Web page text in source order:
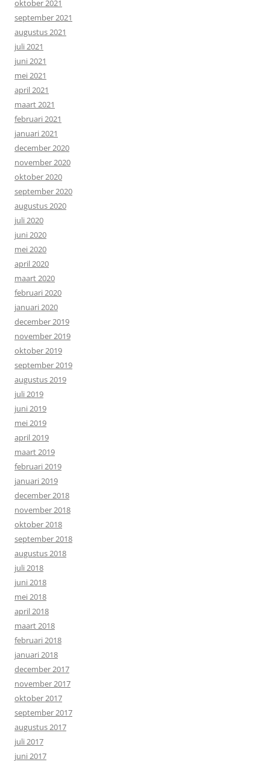
oktober 2021
september 2021
augustus 2021
juli 2021
juni 2021
mei 2021
april 2021
maart 2021
februari 2021
januari 2021
december 2020
november 2020
oktober 2020
september 2020
augustus 2020
juli 2020
juni 2020
mei 2020
april 2020
maart 2020
februari 2020
januari 2020
december 2019
november 2019
oktober 2019
september 2019
augustus 2019
juli 2019
juni 2019
mei 2019
april 2019
maart 2019
februari 2019
januari 2019
december 2018
november 2018
oktober 2018
september 2018
augustus 2018
juli 2018
juni 2018
mei 2018
april 2018
maart 2018
februari 2018
januari 2018
december 2017
november 2017
oktober 2017
september 2017
augustus 2017
juli 2017
juni 2017